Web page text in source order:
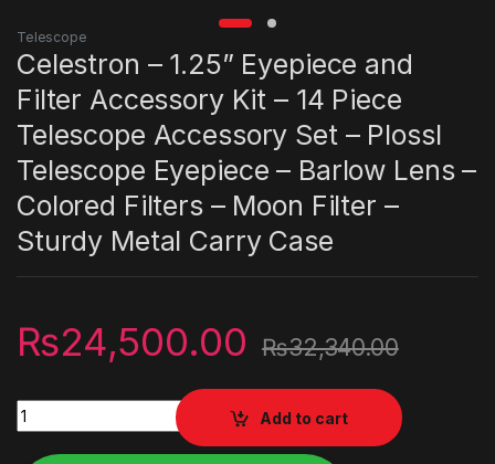
Telescope
Celestron – 1.25” Eyepiece and
Filter Accessory Kit – 14 Piece
Telescope Accessory Set – Plossl
Telescope Eyepiece – Barlow Lens –
Colored Filters – Moon Filter –
Sturdy Metal Carry Case
₨24,500.00 ₨32,340.00
Celestron – 1.25” Eyepiece and Filter Accessory Kit – 14
Add to cart